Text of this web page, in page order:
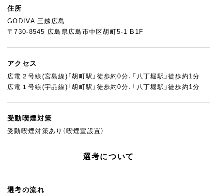
住所
GODIVA 三越広島
〒730-8545 広島県広島市中区胡町5-1 B1F
アクセス
広電２号線(宮島線)「胡町駅」徒歩約0分、「八丁堀駅」徒歩約1分
広電１号線(宇品線)「胡町駅」徒歩約0分、「八丁堀駅」徒歩約1分
受動喫煙対策
受動喫煙対策あり（喫煙室設置）
選考について
選考の流れ